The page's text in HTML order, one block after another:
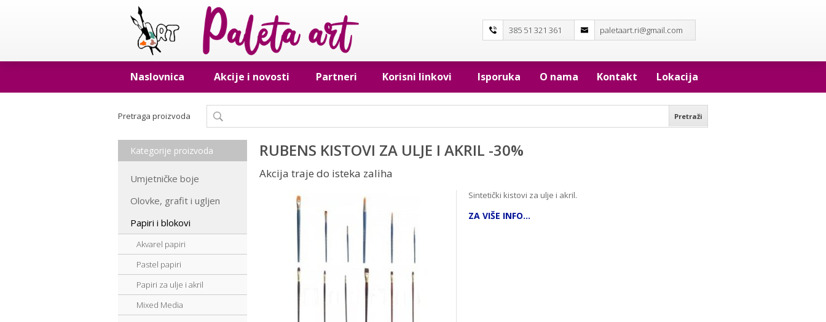
385 51 321 361 paletaart.ri@gmail.com
Naslovnica Akcije i novosti Partneri Korisni linkovi Isporuka O nama Kontakt Lokacija
Pretraga proizvoda
Kategorije proizvoda
Umjetničke boje
Olovke, grafit i ugljen
Papiri i blokovi
Akvarel papiri
Pastel papiri
Papiri za ulje i akril
Mixed Media
RUBENS KISTOVI ZA ULJE I AKRIL -30%
Akcija traje do isteka zaliha
Sintetički kistovi za ulje i akril.
ZA VIŠE INFO...